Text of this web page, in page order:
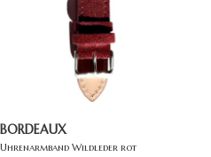
BORDEAUX
Uhrenarmband Wildleder rot